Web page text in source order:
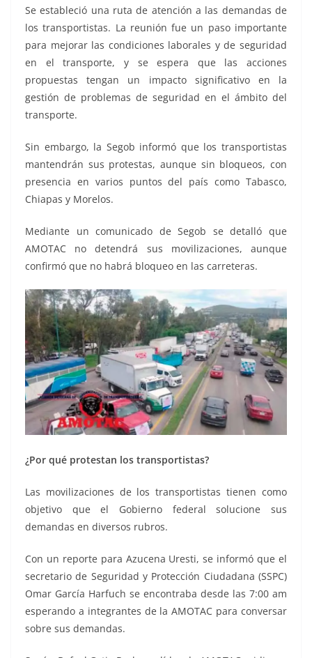
Se estableció una ruta de atención a las demandas de
los transportistas. La reunión fue un paso importante
para mejorar las condiciones laborales y de seguridad
en el transporte, y se espera que las acciones
propuestas tengan un impacto significativo en la
gestión de problemas de seguridad en el ámbito del
transporte.
Sin embargo, la Segob informó que los transportistas
mantendrán sus protestas, aunque sin bloqueos, con
presencia en varios puntos del país como Tabasco,
Chiapas y Morelos.
Mediante un comunicado de Segob se detalló que
AMOTAC no detendrá sus movilizaciones, aunque
confirmó que no habrá bloqueo en las carreteras.
¿Por qué protestan los transportistas?
Las movilizaciones de los transportistas tienen como
objetivo que el Gobierno federal solucione sus
demandas en diversos rubros.
Con un reporte para Azucena Uresti, se informó que el
secretario de Seguridad y Protección Ciudadana (SSPC)
Omar García Harfuch se encontraba desde las 7:00 am
esperando a integrantes de la AMOTAC para conversar
sobre sus demandas.